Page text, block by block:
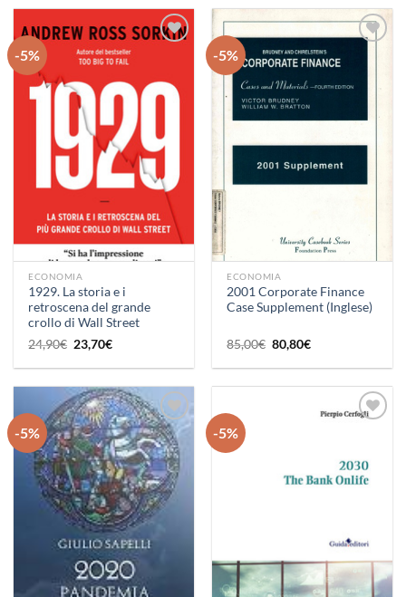
9,00€.8,60€.
42,00€.39,90€.
-5%
Aggiungi
alla lista
ECONOMIA
1929. La storia e i
retroscena del grande
crollo di Wall Street
24,90€ Il
prezzo
originale
24,90€.
23,70€Il
attuale
23,70€.
-5%
Aggiungi
desideri
ECONOMIA
2001 Corporate Finance
Case Supplement (Inglese)
85,00€ Il
prezzo
originale
85,00€.
80,80€Il
attuale
80,80€.
-5%
Aggiungi
alla lista
dei
desideri
-5%
Aggiungi
alla lista